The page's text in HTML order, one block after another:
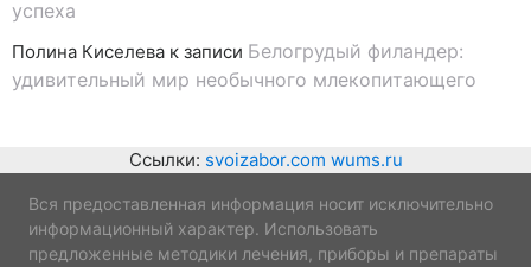
успеха
Полина Киселева к записи Белогрудый филандер:
удивительный мир необычного млекопитающего
Ссылки: svoizabor.com wums.ru
Вся предоставленная информация носит исключительно
информационный характер. Использовать
предложенные методики лечения, приборы и препараты